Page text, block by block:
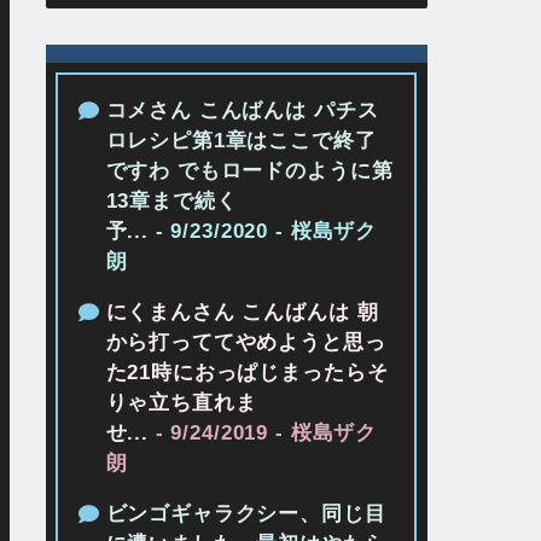
コメさん こんばんは パチス
ロレシピ第1章はここで終了
ですわ でもロードのように第
13章まで続く
予... - 9/23/2020 - 桜島ザク
朗
にくまんさん こんばんは 朝
から打っててやめようと思っ
た21時におっぱじまったらそ
りゃ立ち直れま
せ... - 9/24/2019 - 桜島ザク
朗
ビンゴギャラクシー、同じ目